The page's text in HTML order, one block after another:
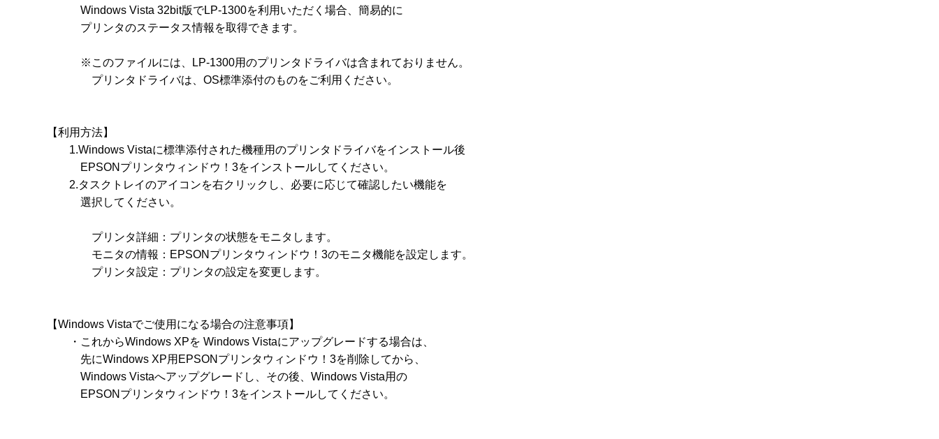
Windows Vista 32bit版でLP-1300を利用いただく場合、簡易的に
プリンタのステータス情報を取得できます。
※このファイルには、LP-1300用のプリンタドライバは含まれておりません。
プリンタドライバは、OS標準添付のものをご利用ください。
【利用方法】
1.Windows Vistaに標準添付された機種用のプリンタドライバをインストール後
EPSONプリンタウィンドウ！3をインストールしてください。
2.タスクトレイのアイコンを右クリックし、必要に応じて確認したい機能を
選択してください。
プリンタ詳細：プリンタの状態をモニタします。
モニタの情報：EPSONプリンタウィンドウ！3のモニタ機能を設定します。
プリンタ設定：プリンタの設定を変更します。
【Windows Vistaでご使用になる場合の注意事項】
・これからWindows XPを Windows Vistaにアップグレードする場合は、
先にWindows XP用EPSONプリンタウィンドウ！3を削除してから、
Windows Vistaへアップグレードし、その後、Windows Vista用の
EPSONプリンタウィンドウ！3をインストールしてください。